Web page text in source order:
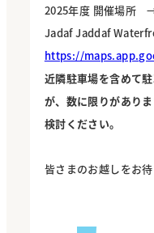
2025年度 開催場所
Jadaf Jaddaf
https://
近隣駐車場を含めて
が、数に限りがあり
検討ください。
皆さまのお越しをお待